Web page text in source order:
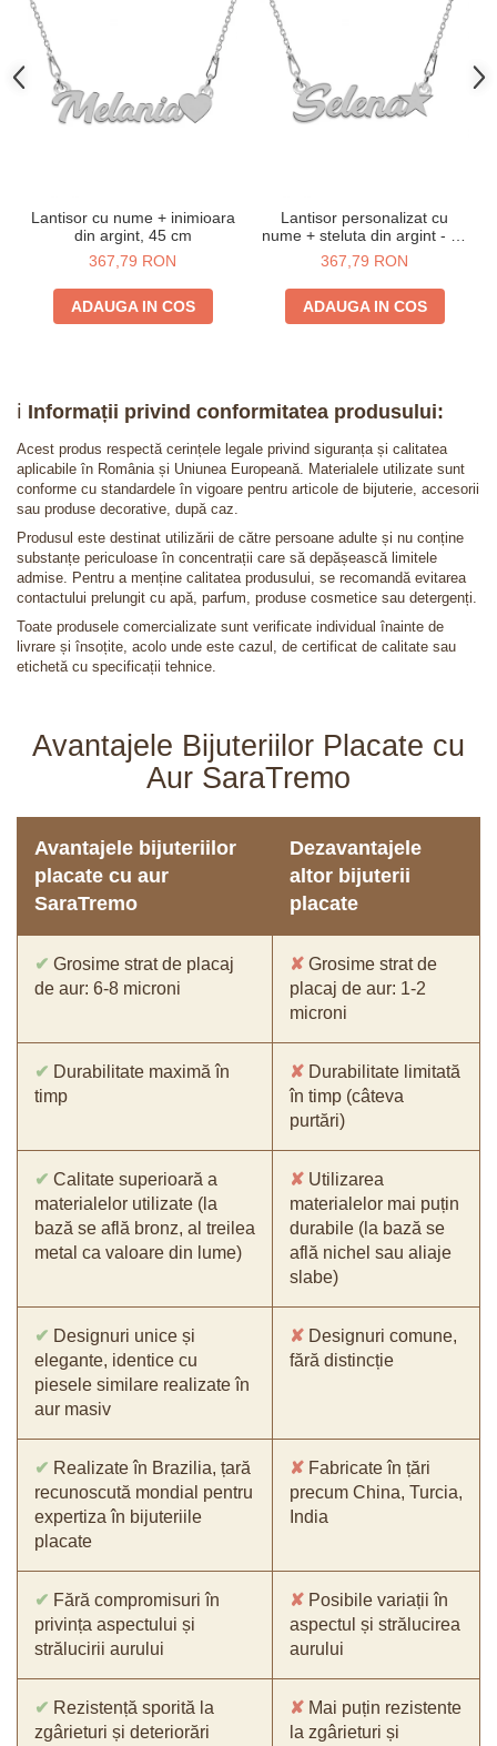
Lantisor cu nume + inimioara
din argint, 45 cm
367,79 RON
ADAUGA IN COS
Lantisor personalizat cu
nume + steluta din argint - 45
cm
367,79 RON
ADAUGA IN COS
ℹ️ Informații privind conformitatea produsului:
Acest produs respectă cerințele legale privind siguranța și calitatea
aplicabile în România și Uniunea Europeană. Materialele utilizate sunt
conforme cu standardele în vigoare pentru articole de bijuterie, accesorii
sau produse decorative, după caz.
Produsul este destinat utilizării de către persoane adulte și nu conține
substanțe periculoase în concentrații care să depășească limitele
admise. Pentru a menține calitatea produsului, se recomandă evitarea
contactului prelungit cu apă, parfum, produse cosmetice sau detergenți.
Toate produsele comercializate sunt verificate individual înainte de
livrare și însoțite, acolo unde este cazul, de certificat de calitate sau
etichetă cu specificații tehnice.
Avantajele Bijuteriilor Placate cu
Aur SaraTremo
Avantajele bijuteriilor
placate cu aur
SaraTremo
Dezavantajele
altor bijuterii
placate
✔ Grosime strat de placaj
de aur: 6-8 microni
✘ Grosime strat de
placaj de aur: 1-2
microni
✔ Durabilitate maximă în
timp
✘ Durabilitate limitată
în timp (câteva
purtări)
✔ Calitate superioară a
materialelor utilizate (la
bază se află bronz, al treilea
metal ca valoare din lume)
✘ Utilizarea
materialelor mai puțin
durabile (la bază se
află nichel sau aliaje
slabe)
✔ Designuri unice și
elegante, identice cu
piesele similare realizate în
aur masiv
✘ Designuri comune,
fără distincție
✔ Realizate în Brazilia, țară
recunoscută mondial pentru
expertiza în bijuteriile
placate
✘ Fabricate în țări
precum China, Turcia,
India
✔ Fără compromisuri în
privința aspectului și
strălucirii aurului
✘ Posibile variații în
aspectul și strălucirea
aurului
✔ Rezistență sporită la
zgârieturi și deteriorări
✘ Mai puțin rezistente
la zgârieturi și